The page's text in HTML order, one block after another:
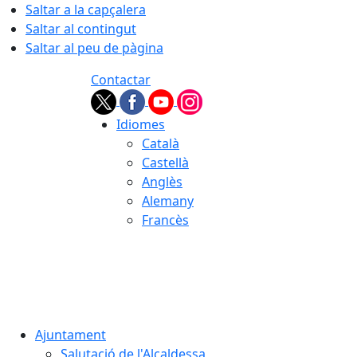
Saltar a la capçalera
Saltar al contingut
Saltar al peu de pàgina
Contactar
Idiomes
Català
Castellà
Anglès
Alemany
Francès
Ajuntament